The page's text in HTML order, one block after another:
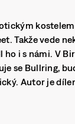
Takže vede
ho i s námi. V
se Bullring,
Autor je